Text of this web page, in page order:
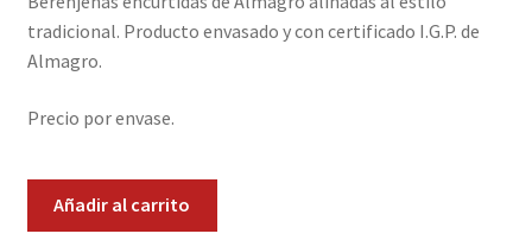
Promociones
Tienda
tradicional. Producto envasado y con certificado I.G.P. de
Almagro.
Precio por envase.
Añadir al carrito